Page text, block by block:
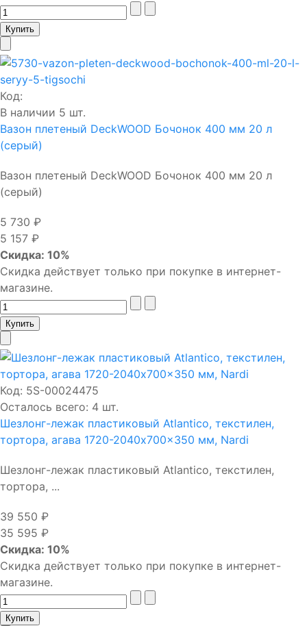
Код:
В наличии 5 шт.
Вазон плетеный DeckWOOD Бочонок 400 мм 20 л
(серый)
Вазон плетеный DeckWOOD Бочонок 400 мм 20 л
(серый)
5 730 ₽
5 157 ₽
Скидка: 10%
Скидка действует только при покупке в интернет-
магазине.
Код: 5S-00024475
Осталось всего: 4 шт.
Шезлонг-лежак пластиковый Atlantico, текстилен,
тортора, агава 1720-2040x700x350 мм, Nardi
Шезлонг-лежак пластиковый Atlantico, текстилен,
тортора, ...
39 550 ₽
35 595 ₽
Скидка: 10%
Скидка действует только при покупке в интернет-
магазине.